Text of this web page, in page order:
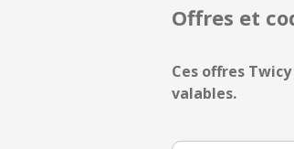
Offres et
Ces offres
valables.